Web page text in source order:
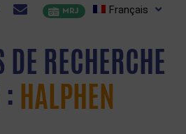
MRJ Français
DE RECHERCHE
: HALPHEN